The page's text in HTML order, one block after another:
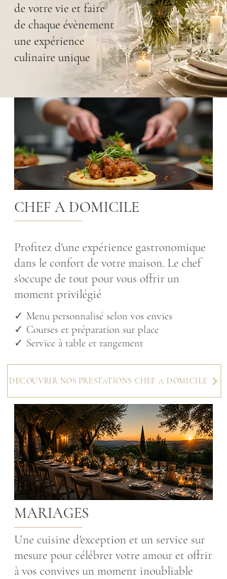
de votre vie et faire
de chaque évènement
une expérience
culinaire unique
CHEF A DOMICILE
Profitez d'une expérience gastronomique
dans le confort de votre maison. Le chef
s'occupe de tout pour vous offrir un
moment privilégié
✓ Menu personnalisé selon vos envies
✓ Courses et préparation sur place
✓ Service à table et rangement
DECOUVRIR NOS PRESTATIONS CHEF A DOMICILE
MARIAGES
Une cuisine d'exception et un service sur
mesure pour célébrer votre amour et offrir
à vos convives un moment inoubliable